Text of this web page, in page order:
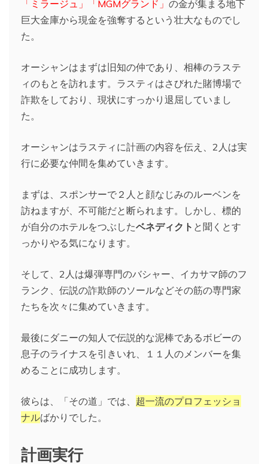
「ミラージュ」「MGMグランド」 の金が集まる地下
巨大金庫から現金を強奪するという壮大なものでし
た。
オーシャンはまずは旧知の仲であり、相棒のラステ
ィのもとを訪れます。ラスティはさびれた賭博場で
詐欺をしており、現状にすっかり退屈していまし
た。
オーシャンはラスティに計画の内容を伝え、2人は実
行に必要な仲間を集めていきます。
まずは、スポンサーで２人と顔なじみのルーベンを
訪ねますが、不可能だと断られます。しかし、標的
が自分のホテルをつぶしたベネディクト と聞くとす
っかりやる気になります。
そして、2人は爆弾専門のバシャー、イカサマ師のフ
ランク、伝説の詐欺師のソールなどその筋の専門家
たちを次々に集めていきます。
最後にダニーの知人で伝説的な泥棒であるボビーの
息子のライナスを引きいれ、１１人のメンバーを集
めることに成功します。
彼らは、「その道」では、 超一流のプロフェッショ
ナルばかりでした。
計画実行